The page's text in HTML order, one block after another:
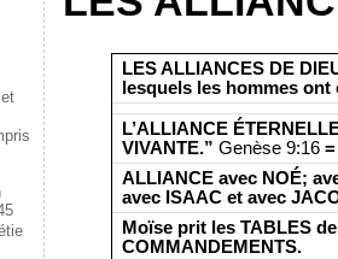
LES ALLIANCES DE
lesquels les hommes
L’ALLIANCE
VIVANTE.” Genèse 9:16=
ALLIANCE avec NOÉ;
avec ISAAC et avec
Moïse prit les TABLES
COMMANDEMENTS.